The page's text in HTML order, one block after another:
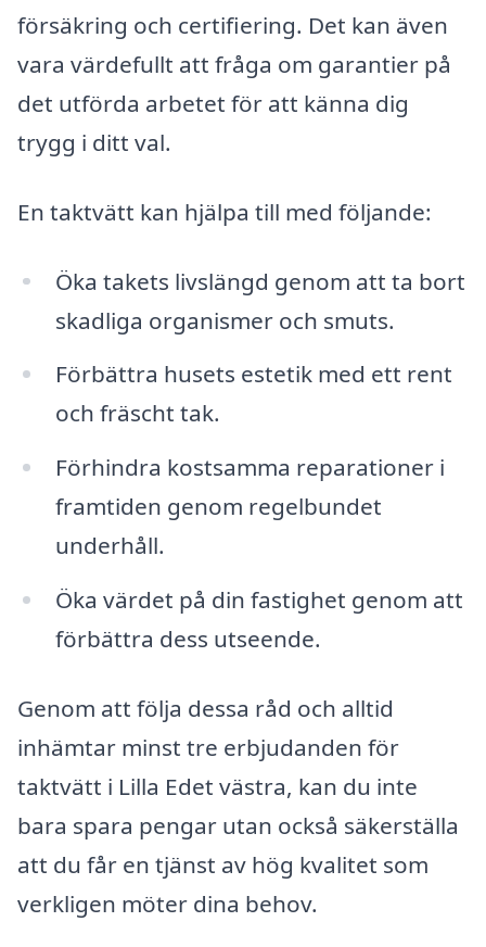
försäkring och certifiering. Det kan även
vara värdefullt att fråga om garantier på
det utförda arbetet för att känna dig
trygg i ditt val.
En taktvätt kan hjälpa till med följande:
Öka takets livslängd genom att ta bort
skadliga organismer och smuts.
Förbättra husets estetik med ett rent
och fräscht tak.
Förhindra kostsamma reparationer i
framtiden genom regelbundet
underhåll.
Öka värdet på din fastighet genom att
förbättra dess utseende.
Genom att följa dessa råd och alltid
inhämtar minst tre erbjudanden för
taktvätt i Lilla Edet västra, kan du inte
bara spara pengar utan också säkerställa
att du får en tjänst av hög kvalitet som
verkligen möter dina behov.